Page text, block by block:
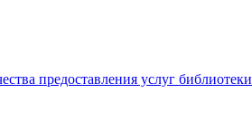
предоставления услуг библиотеки